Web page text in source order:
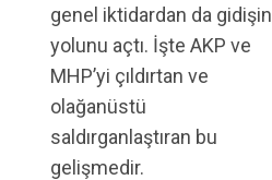
genel iktidardan da gidişin
yolunu açtı. İşte AKP ve
MHP’yi çıldırtan ve
olağanüstü
saldırganlaştıran bu
gelişmedir.